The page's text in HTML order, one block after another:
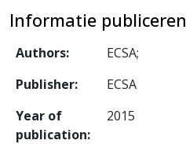
Informatie publiceren
Authors:
ECSA;
Publisher:
ECSA
Year of
publication:
2015